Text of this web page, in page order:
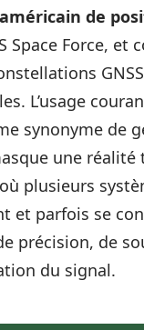
de
Space Force, et
GNSS
L’usage
synonyme de
une réalité
plusieurs
et parfois se
précision, de
du signal.